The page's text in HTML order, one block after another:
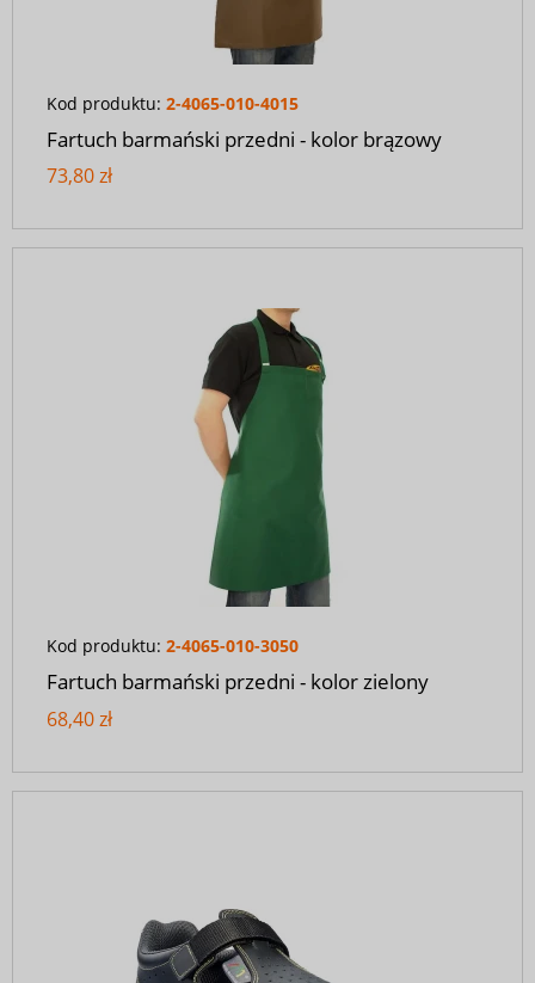
Kod produktu: 2-4065-010-4015
Fartuch barmański przedni - kolor brązowy
73,80 zł
Kod produktu: 2-4065-010-3050
Fartuch barmański przedni - kolor zielony
68,40 zł